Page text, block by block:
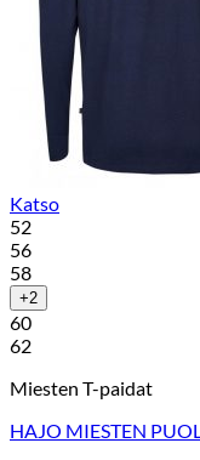
Katso
52
56
58
+2
60
62
Miesten T-paidat
HAJO MIESTEN